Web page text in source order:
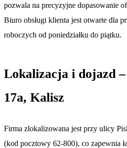
pozwala na precyzyjne dopasowanie
Biuro obsługi klienta jest otwarte dla
roboczych od poniedziałku do piątku.
Lokalizacja i dojazd
17a, Kalisz
Firma zlokalizowana jest przy ulicy
(kod pocztowy 62-800), co zapewnia